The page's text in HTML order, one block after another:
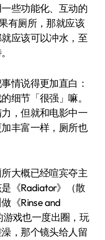
些功能化、互动的
有厕所，那就应该
应该可以冲水，至
说得更加直白：
细节「很强」嘛。
，但就和电影中一
丰富一样，厕所也
大概已经喧宾夺主
《Radiator》（散
《Rinse and
戏也一度出圈，玩
，那个镜头给人留